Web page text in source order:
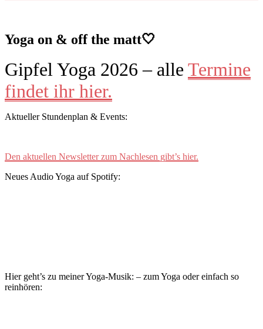
Yoga on & off the matt🤍
Gipfel Yoga 2026 – alle Termine
findet ihr hier.
Aktueller Stundenplan & Events:
Den aktuellen Newsletter zum Nachlesen gibt’s hier.
Neues Audio Yoga auf Spotify:
Hier geht’s zu meiner Yoga-Musik: – zum Yoga oder einfach so
reinhören: